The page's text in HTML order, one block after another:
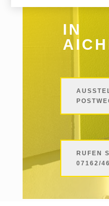
IN
RUFEN
07162/